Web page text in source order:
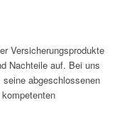
Versicherungsprodukte
Nachteile auf. Bei uns
abgeschlossenen